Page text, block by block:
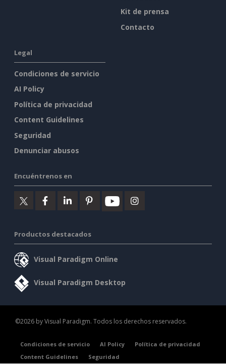
Kit de prensa
Contacto
Legal
Condiciones de servicio
AI Policy
Política de privacidad
Content Guidelines
Seguridad
Denunciar abusos
Encuéntrenos en
Productos destacados
Visual Paradigm Online
Visual Paradigm Desktop
©2026 by Visual Paradigm. Todos los derechos reservados.
Condiciones de servicio AI Policy
Política de privacidad
Content Guidelines
Seguridad